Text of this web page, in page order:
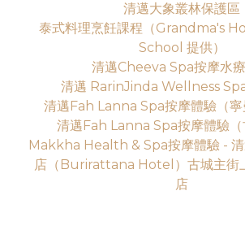
清邁大象叢林保護區
泰式料理烹飪課程（Grandma's
School 提供）
清邁Cheeva Spa按摩水
清邁 RarinJinda Wellness
清邁Fah Lanna Spa按摩體驗（寧
清邁Fah Lanna Spa按摩體驗（
Makkha Health & Spa按摩體驗 -
店（Burirattana Hotel）古城主街
店